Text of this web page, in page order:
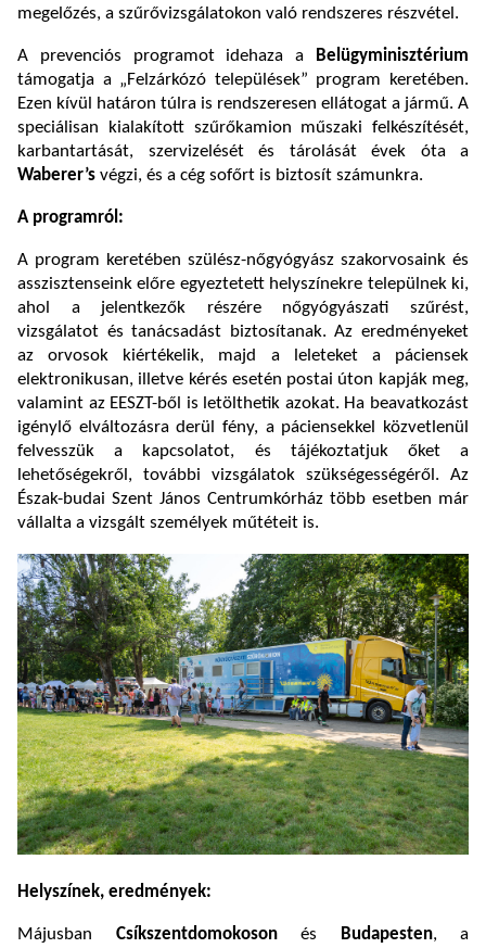
megelőzés, a szűrővizsgálatokon való rendszeres részvétel.
A prevenciós programot idehaza a
Belügyminisztérium
támogatja a „Felzárkózó települések” program keretében.
Ezen kívül határon túlra is rendszeresen ellátogat a jármű. A
speciálisan kialakított szűrőkamion műszaki felkészítését,
karbantartását, szervizelését és tárolását évek óta a
Waberer’s végzi, és a cég sofőrt is biztosít számunkra.
A programról:
A program keretében szülész-nőgyógyász szakorvosaink és
asszisztenseink előre egyeztetett helyszínekre települnek ki,
ahol a jelentkezők részére nőgyógyászati szűrést,
vizsgálatot és tanácsadást biztosítanak. Az eredményeket
az orvosok kiértékelik, majd a leleteket a páciensek
elektronikusan, illetve kérés esetén postai úton kapják meg,
valamint az EESZT-ből is letölthetik azokat. Ha beavatkozást
igénylő elváltozásra derül fény, a páciensekkel közvetlenül
felvesszük a kapcsolatot, és tájékoztatjuk őket a
lehetőségekről, további vizsgálatok szükségességéről. Az
Észak-budai Szent János Centrumkórház több esetben már
vállalta a vizsgált személyek műtéteit is.
Helyszínek, eredmények:
Májusban Csíkszentdomokoson és Budapesten, a